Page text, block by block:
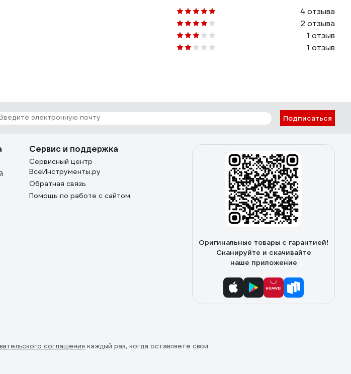
4 отзыва
2 отзыва
1 отзыв
1 отзыв
Подписаться
Сервис и поддержка
Сервисный центр
ВсеИнструменты.ру
Обратная связь
Помощь по работе с сайтом
Оригинальные товары с гарантией!
Сканируйте и скачивайте
наше приложение
соглашения каждый раз, когда оставляете свои